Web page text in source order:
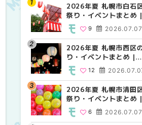
2026年夏 札幌市白石
祭り・イベントまとめ |
MouLa HOKKAIDO
2026.07.07
9
2026年夏 札幌市西区
り・イベントまとめ |
MouLa HOKKAIDO
12
2026年夏 札幌市清田
祭り・イベントまとめ |
MouLa HOKKAIDO
2026.07.07
6
2026年
り・イベ
12
【2026
めビアガ
順に徹
穴場テ24
2026年
祭り・イ
9
【2026
めビアガ
穴場テ24
2026年
り・イベ
9
2026年
祭り・イ
9